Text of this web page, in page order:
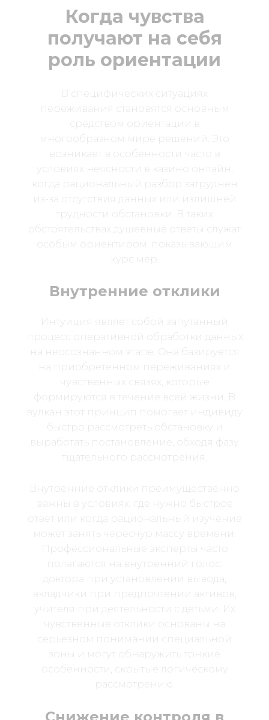
Когда чувства
получают на себя
роль ориентации
В специфических ситуациях
переживания становятся основным
средством ориентации в
многообразном мире решений. Это
возникает в особенности часто в
условиях неясности в казино онлайн,
когда рациональный разбор затруднен
из-за отсутствия данных или излишней
трудности обстановки. В таких
обстоятельствах душевные ответы служат
особым ориентиром, показывающим
курс мер.
Внутренние отклики
Интуиция являет собой запутанный
процесс оперативной обработки данных
на неосознанном этапе. Она базируется
на приобретенном переживаниях и
чувственных связях, которые
формируются в течение всей жизни. В
вулкан этот принцип помогает индивиду
быстро рассмотреть обстановку и
выработать постановление, обходя фазу
тщательного рассмотрения.
Внутренние отклики преимущественно
важны в условиях, где нужно быстрое
ответ или когда рациональный изучение
может занять чересчур массу времени.
Профессиональные эксперты часто
полагаются на внутренний голос:
доктора при установлении вывода,
вкладчики при предпочтении активов,
учителя при деятельности с детьми. Их
чувственные отклики основаны на
серьезном понимании специальной
зоны и могут обнаружить тонкие
особенности, скрытые логическому
рассмотрению.
Снижение контроля в